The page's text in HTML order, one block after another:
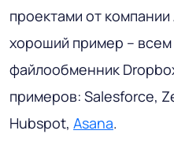
проектами от
хороший пример – всем
файлообменник
примеров: Salesforce,
Hubspot, Asana.